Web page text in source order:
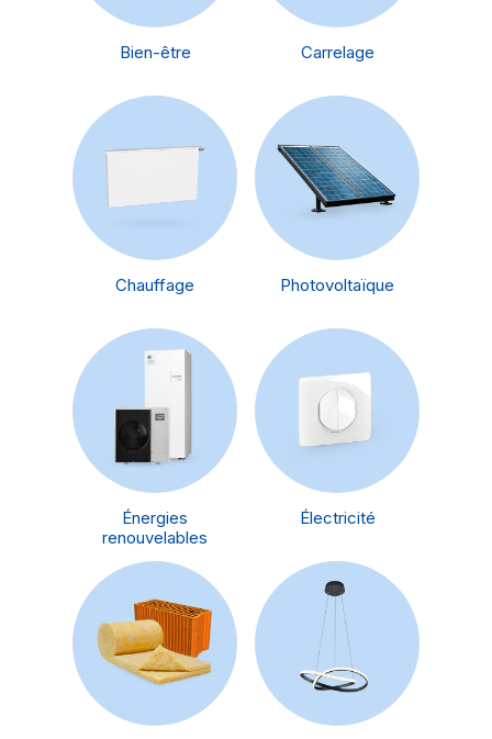
Bien-être Carrelage
Chauffage Photovoltaïque
Énergies
renouvelables
Électricité